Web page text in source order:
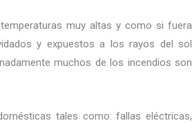
muy altas y como si fuera
y expuestos a los rayos del sol
muchos de los incendios son
tales como: fallas eléctricas,